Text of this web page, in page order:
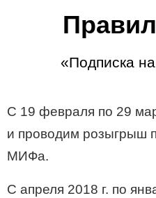
«Подписка
С 19 февраля по 29
и проводим розыгрыш
МИФа.
С апреля 2018 г. по